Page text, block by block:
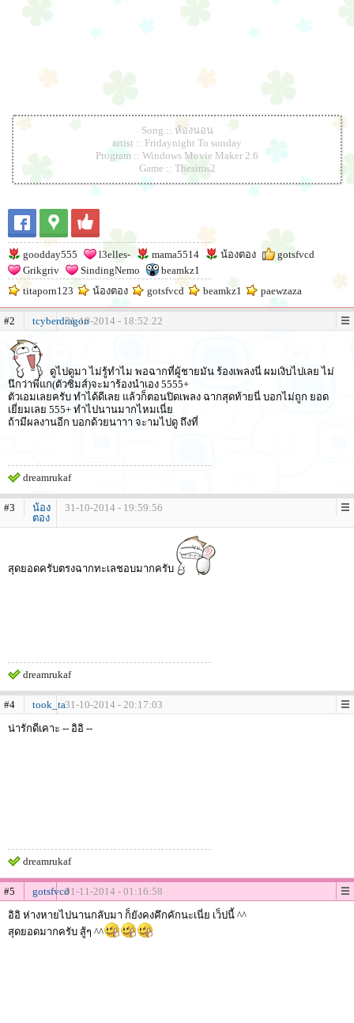
Song :: ห้องนอน
artist :: Fridaynight To sunday
Program :: Windows Movie Maker 2.6
Game :: Thesims2
goodday555 l3elles- mama5514 น้องตอง
gotsfvcd
Grikgriv
SindingNemo
beamkz1
titaporn123
น้องตอง gotsfvcd beamkz1 paewzaza
#2 tcyberdragon31-10-2014 - 18:52:22
ดูไปดูมา ไม่รู้ทำไม พอฉากที่ผู้ชายมัน ร้องเพลงนี่ ผมเงิบไปเลย ไม่
นึกว่าพี่แก(ตัวซิมส์)จะมาร้องนำเอง 5555+
ตัวเอมเลยครับ ทำได้ดีเลย แล้วก็ตอนปิดเพลง ฉากสุดท้ายนี่ บอกไม่ถูก ยอด
เยี่ยมเลย 555+ ทำไปนานมากไหมเนี่ย
ถ้ามีผลงานอีก บอกด้วยนาาา จะามไปดู ถึงที่
dreamrukaf
#3
น้อง
ตอง
31-10-2014 - 19:59:56
สุดยอดครับตรงฉากทะเลชอบมากครับ
dreamrukaf
#4 took_ta31-10-2014 - 20:17:03
น่ารักดีเคาะ -- อิอิ --
dreamrukaf
#5 gotsfvcd01-11-2014 - 01:16:58
อิอิ ห่างหายไปนานกลับมา ก็ยังคงคึกคักนะเนี่ย เว็ปนี้ ^^
สุดยอดมากครับ สู้ๆ ^^